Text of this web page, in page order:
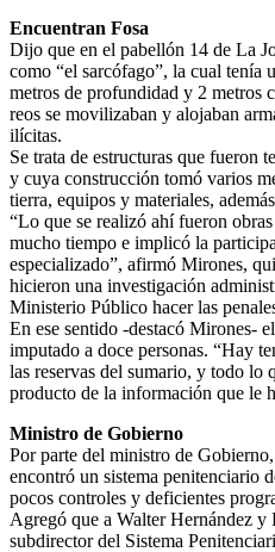
Encuentran Fosa
Dijo que en el pabellón 14 de La
como “el sarcófago”, la cual tenía
metros de profundidad y 2 metros
reos se movilizaban y alojaban
ilícitas.
Se trata de estructuras que fueron
y cuya construcción tomó varios
tierra, equipos y materiales,
“Lo que se realizó ahí fueron
mucho tiempo e implicó la
especializado”, afirmó Mirones,
hicieron una investigación
Ministerio Público hacer las
En ese sentido -destacó Mirones-
imputado a doce personas. “Hay
las reservas del sumario, y todo lo
producto de la información que le
Ministro de Gobierno
Por parte del ministro de
encontró un sistema penitenciario
pocos controles y deficientes
Agregó que a Walter Hernández
subdirector del Sistema